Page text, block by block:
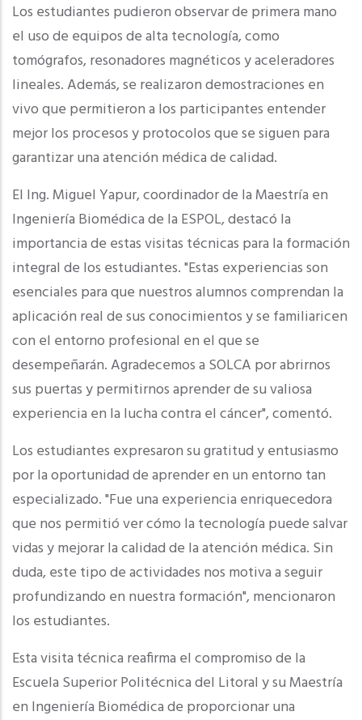
Los estudiantes pudieron observar de primera mano
el uso de equipos de alta tecnología, como
tomógrafos, resonadores magnéticos y aceleradores
lineales. Además, se realizaron demostraciones en
vivo que permitieron a los participantes entender
mejor los procesos y protocolos que se siguen para
garantizar una atención médica de calidad.
El Ing. Miguel Yapur, coordinador de la Maestría en
Ingeniería Biomédica de la ESPOL, destacó la
importancia de estas visitas técnicas para la formación
integral de los estudiantes. "Estas experiencias son
esenciales para que nuestros alumnos comprendan la
aplicación real de sus conocimientos y se familiaricen
con el entorno profesional en el que se
desempeñarán. Agradecemos a SOLCA por abrirnos
sus puertas y permitirnos aprender de su valiosa
experiencia en la lucha contra el cáncer", comentó.
Los estudiantes expresaron su gratitud y entusiasmo
por la oportunidad de aprender en un entorno tan
especializado. "Fue una experiencia enriquecedora
que nos permitió ver cómo la tecnología puede salvar
vidas y mejorar la calidad de la atención médica. Sin
duda, este tipo de actividades nos motiva a seguir
profundizando en nuestra formación", mencionaron
los estudiantes.
Esta visita técnica reafirma el compromiso de la
Escuela Superior Politécnica del Litoral y su Maestría
en Ingeniería Biomédica de proporcionar una